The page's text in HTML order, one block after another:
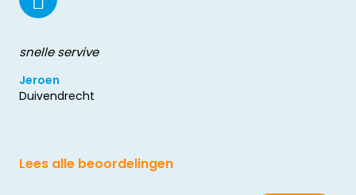
snelle servive
Jeroen
Duivendrecht
Lees alle beoordelingen